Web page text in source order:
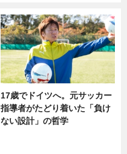
17歳でドイツへ。元サッカー
指導者がたどり着いた「負け
ない設計」の哲学